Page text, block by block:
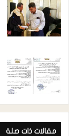
مقالات ذات صلة